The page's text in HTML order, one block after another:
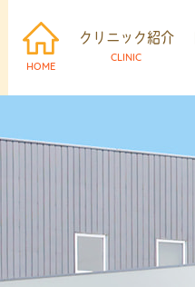
HOME
クリニック紹介
CLINIC